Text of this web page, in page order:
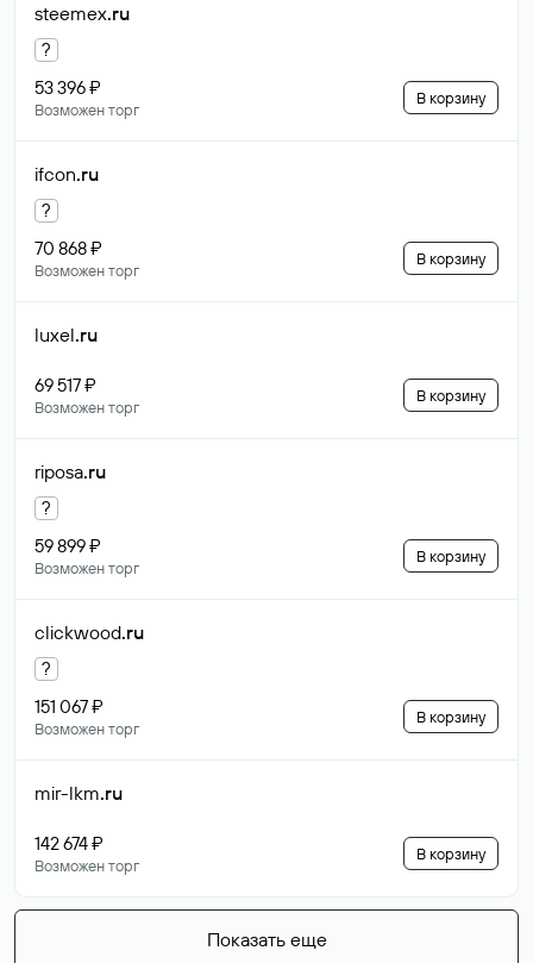
steemex.ru
?
53 396 ₽
Возможен торг
В корзину
ifcon.ru
?
70 868 ₽
Возможен торг
В корзину
luxel.ru
69 517 ₽
Возможен торг
В корзину
riposa.ru
?
59 899 ₽
Возможен торг
В корзину
clickwood.ru
?
151 067 ₽
Возможен торг
В корзину
mir-lkm.ru
142 674 ₽
Возможен торг
В корзину
Показать еще